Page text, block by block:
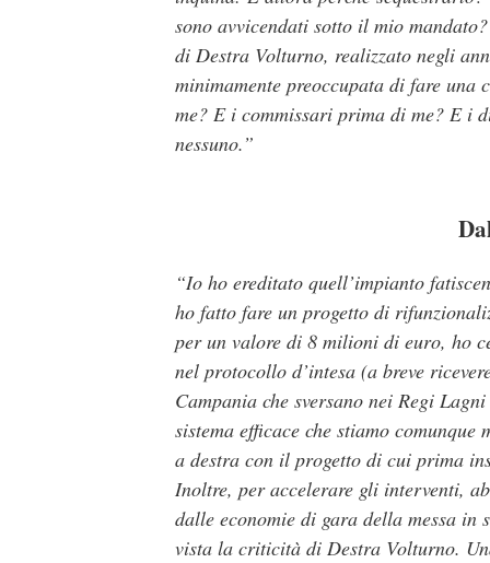
sono avvicendati sotto il mio
di Destra Volturno, realizzato negli
minimamente preoccupata di fare
me? E i commissari prima di me? E i
nessuno.”
“Io ho ereditato quell’impianto
ho fatto fare un progetto di
per un valore di 8 milioni di euro, ho
nel protocollo d’intesa (a breve
Campania che sversano nei Regi
sistema efficace che stiamo
a destra con il progetto di cui prima
Inoltre, per accelerare gli interventi,
dalle economie di gara della messa in
vista la criticità di Destra Volturno.